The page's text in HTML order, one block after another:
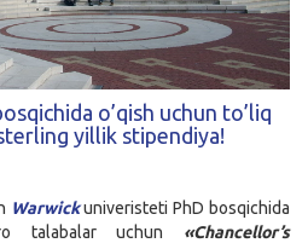
o’qish uchun to’liq
yillik stipendiya!
Warwickuniveristeti PhD bosqichida
talabalar uchun «Chancellor’s